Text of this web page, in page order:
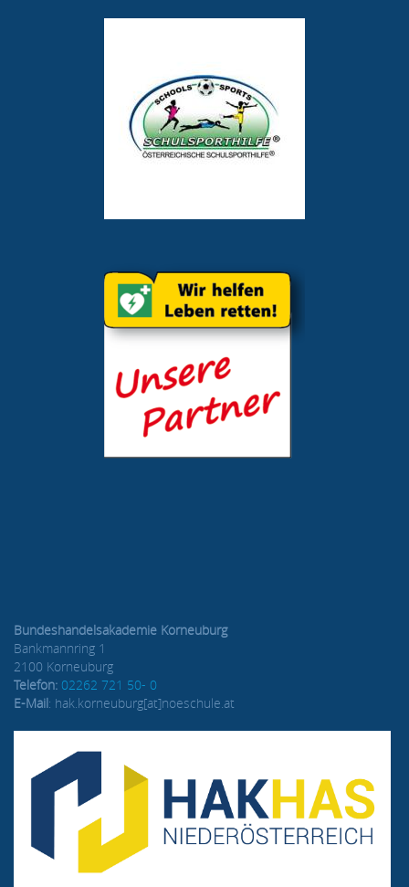
Bundeshandelsakademie Korneuburg
Bankmannring 1
2100 Korneuburg
Telefon: 02262 721 50- 0
E-Mail: hak.korneuburg[at]noeschule.at